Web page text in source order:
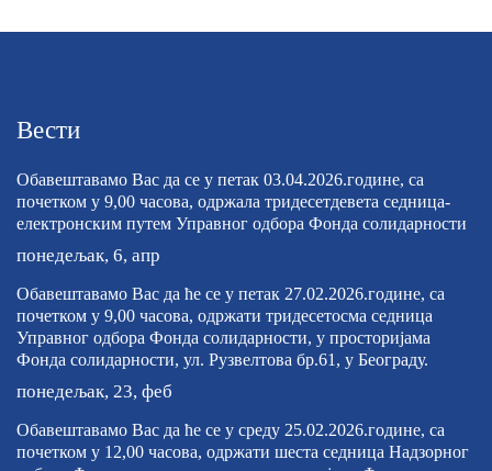
Вести
Обавештавамо Вас да се у петак 03.04.2026.године, са
почетком у 9,00 часова, одржала тридесетдевета седница-
електронским путем Управног одбора Фонда солидарности
понедељак, 6, апр
Обавештавамо Вас да ће се у петак 27.02.2026.године, са
почетком у 9,00 часова, одржати тридесетосма седница
Управног одбора Фонда солидарности, у просторијама
Фонда солидарности, ул. Рузвелтова бр.61, у Београду.
понедељак, 23, феб
Обавештавамо Вас да ће се у среду 25.02.2026.године, са
почетком у 12,00 часова, одржати шеста седница Надзорног